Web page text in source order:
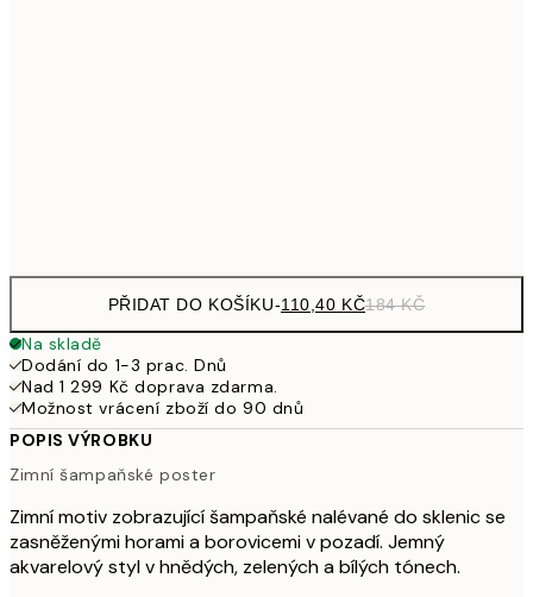
PŘIDAT DO KOŠÍKU-110,40 KČ184 KČ
Na skladě
Dodání do 1-3 prac. Dnů
Nad 1 299 Kč doprava zdarma.
Možnost vrácení zboží do 90 dnů
POPIS VÝROBKU
Zimní šampaňské poster
Zimní motiv zobrazující šampaňské nalévané do sklenic se
zasněženými horami a borovicemi v pozadí. Jemný
akvarelový styl v hnědých, zelených a bílých tónech.